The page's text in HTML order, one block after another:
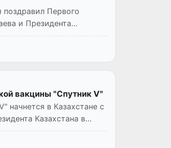
поздравил Первого
и Президента
вакцины "Спутник V"
начнется в Казахстане с
Казахстана в